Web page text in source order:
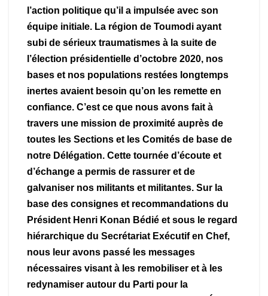
l’action politique qu’il a impulsée avec son
équipe initiale. La région de Toumodi ayant
subi de sérieux traumatismes à la suite de
l’élection présidentielle d’octobre 2020, nos
bases et nos populations restées longtemps
inertes avaient besoin qu’on les remette en
confiance. C’est ce que nous avons fait à
travers une mission de proximité auprès de
toutes les Sections et les Comités de base de
notre Délégation. Cette tournée d’écoute et
d’échange a permis de rassurer et de
galvaniser nos militants et militantes. Sur la
base des consignes et recommandations du
Président Henri Konan Bédié et sous le regard
hiérarchique du Secrétariat Exécutif en Chef,
nous leur avons passé les messages
nécessaires visant à les remobiliser et à les
redynamiser autour du Parti pour la